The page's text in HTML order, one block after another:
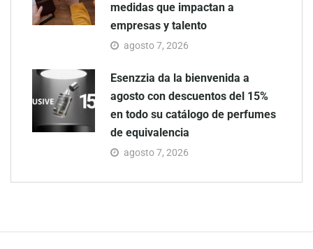
medidas que impactan a
empresas y talento
agosto 7, 2026
Esenzzia da la bienvenida a
agosto con descuentos del 15%
en todo su catálogo de perfumes
de equivalencia
agosto 7, 2026